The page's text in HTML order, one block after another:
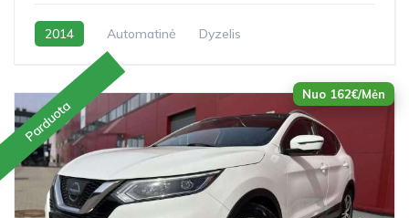
2014 Automatinė Dyzelis
Nuo 162€/Mėn
Parduota